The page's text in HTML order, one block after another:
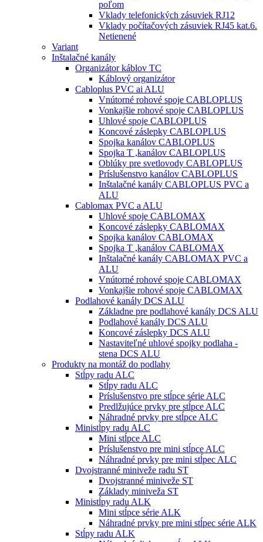
poľom
Vklady telefonických zásuviek RJ12
Vklady počítačových zásuviek RJ45 kat.6.
Netienené
Variant
Inštalačné kanály
Organizátor káblov TC
Káblový organizátor
Cabloplus PVC ai ALU
Vnútorné rohové spoje CABLOPLUS
Vonkajšie rohové spoje CABLOPLUS
Uhlové spoje CABLOPLUS
Koncové záslepky CABLOPLUS
Spojka kanálov CABLOPLUS
Spojka T ,kanálov CABLOPLUS
Oblúky pre svetlovody CABLOPLUS
Príslušenstvo kanálov CABLOPLUS
Inštalačné kanály CABLOPLUS PVC a
ALU
Cablomax PVC a ALU
Uhlové spoje CABLOMAX
Koncové záslepky CABLOMAX
Spojka kanálov CABLOMAX
Spojka T ,kanálov CABLOMAX
Inštalačné kanály CABLOMAX PVC a
ALU
Vnútorné rohové spoje CABLOMAX
Vonkajšie rohové spoje CABLOMAX
Podlahové kanály DCS ALU
Základne pre podlahové kanály DCS ALU
Podlahové kanály DCS ALU
Koncové záslepky DCS ALU
Nastaviteľné uhlové spojky podlaha -
stena DCS ALU
Produkty na montáž do podlahy
Stĺpy radu ALC
Stĺpy radu ALC
Príslušenstvo pre stĺpce série ALC
Predlžujúce prvky pre stĺpce ALC
Náhradné prvky pre stĺpce ALC
Ministĺpy radu ALC
Mini stĺpce ALC
Príslušenstvo pre mini stĺpce ALC
Náhradné prvky pre mini stĺpec ALC
Dvojstranné miniveže radu ST
Dvojstranné miniveže ST
Základy miniveža ST
Ministĺpy radu ALK
Mini stĺpce série ALK
Náhradné prvky pre mini stĺpec série ALK
Stĺpy radu ALK